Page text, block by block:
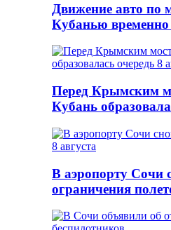
Движение авто
Кубанью временно
Перед Крымским
Кубань
В аэропорту Сочи
ограничения